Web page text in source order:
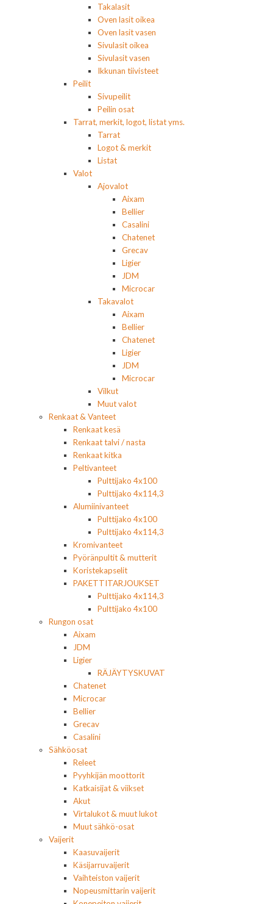
Takalasit
Oven lasit oikea
Oven lasit vasen
Sivulasit oikea
Sivulasit vasen
Ikkunan tiivisteet
Peilit
Sivupeilit
Peilin osat
Tarrat, merkit, logot, listat yms.
Tarrat
Logot & merkit
Listat
Valot
Ajovalot
Aixam
Bellier
Casalini
Chatenet
Grecav
Ligier
JDM
Microcar
Takavalot
Aixam
Bellier
Chatenet
Ligier
JDM
Microcar
Vilkut
Muut valot
Renkaat & Vanteet
Renkaat kesä
Renkaat talvi / nasta
Renkaat kitka
Peltivanteet
Pulttijako 4x100
Pulttijako 4x114,3
Alumiinivanteet
Pulttijako 4x100
Pulttijako 4x114,3
Kromivanteet
Pyöränpultit & mutterit
Koristekapselit
PAKETTITARJOUKSET
Pulttijako 4x114,3
Pulttijako 4x100
Rungon osat
Aixam
JDM
Ligier
RÄJÄYTYSKUVAT
Chatenet
Microcar
Bellier
Grecav
Casalini
Sähköosat
Releet
Pyyhkijän moottorit
Katkaisijat & viikset
Akut
Virtalukot & muut lukot
Muut sähkö-osat
Vaijerit
Kaasuvaijerit
Käsijarruvaijerit
Vaihteiston vaijerit
Nopeusmittarin vaijerit